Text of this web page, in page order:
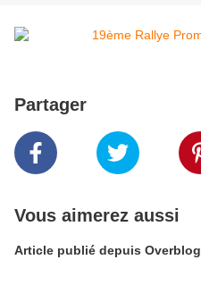
Partager
Vous aimerez aussi
Article publié depuis Overblog